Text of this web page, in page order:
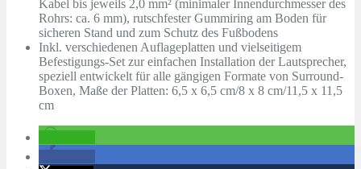
Kabel bis jeweils 2,0 mm² (minimaler Innendurchmesser des
Rohrs: ca. 6 mm), rutschfester Gummiring am Boden für
sicheren Stand und zum Schutz des Fußbodens
Inkl. verschiedenen Auflageplatten und vielseitigem
Befestigungs-Set zur einfachen Installation der Lautsprecher,
speziell entwickelt für alle gängigen Formate von Surround-
Boxen, Maße der Platten: 6,5 x 6,5 cm/8 x 8 cm/11,5 x 11,5
cm